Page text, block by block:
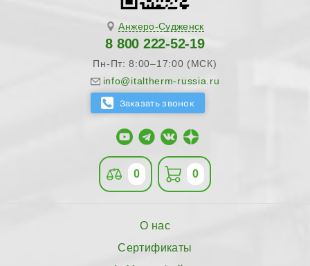
Анжеро-Судженск
8 800 222-52-19
Пн-Пт: 8:00–17:00 (МСК)
info@italtherm-russia.ru
0 0
О нас
Сертификаты